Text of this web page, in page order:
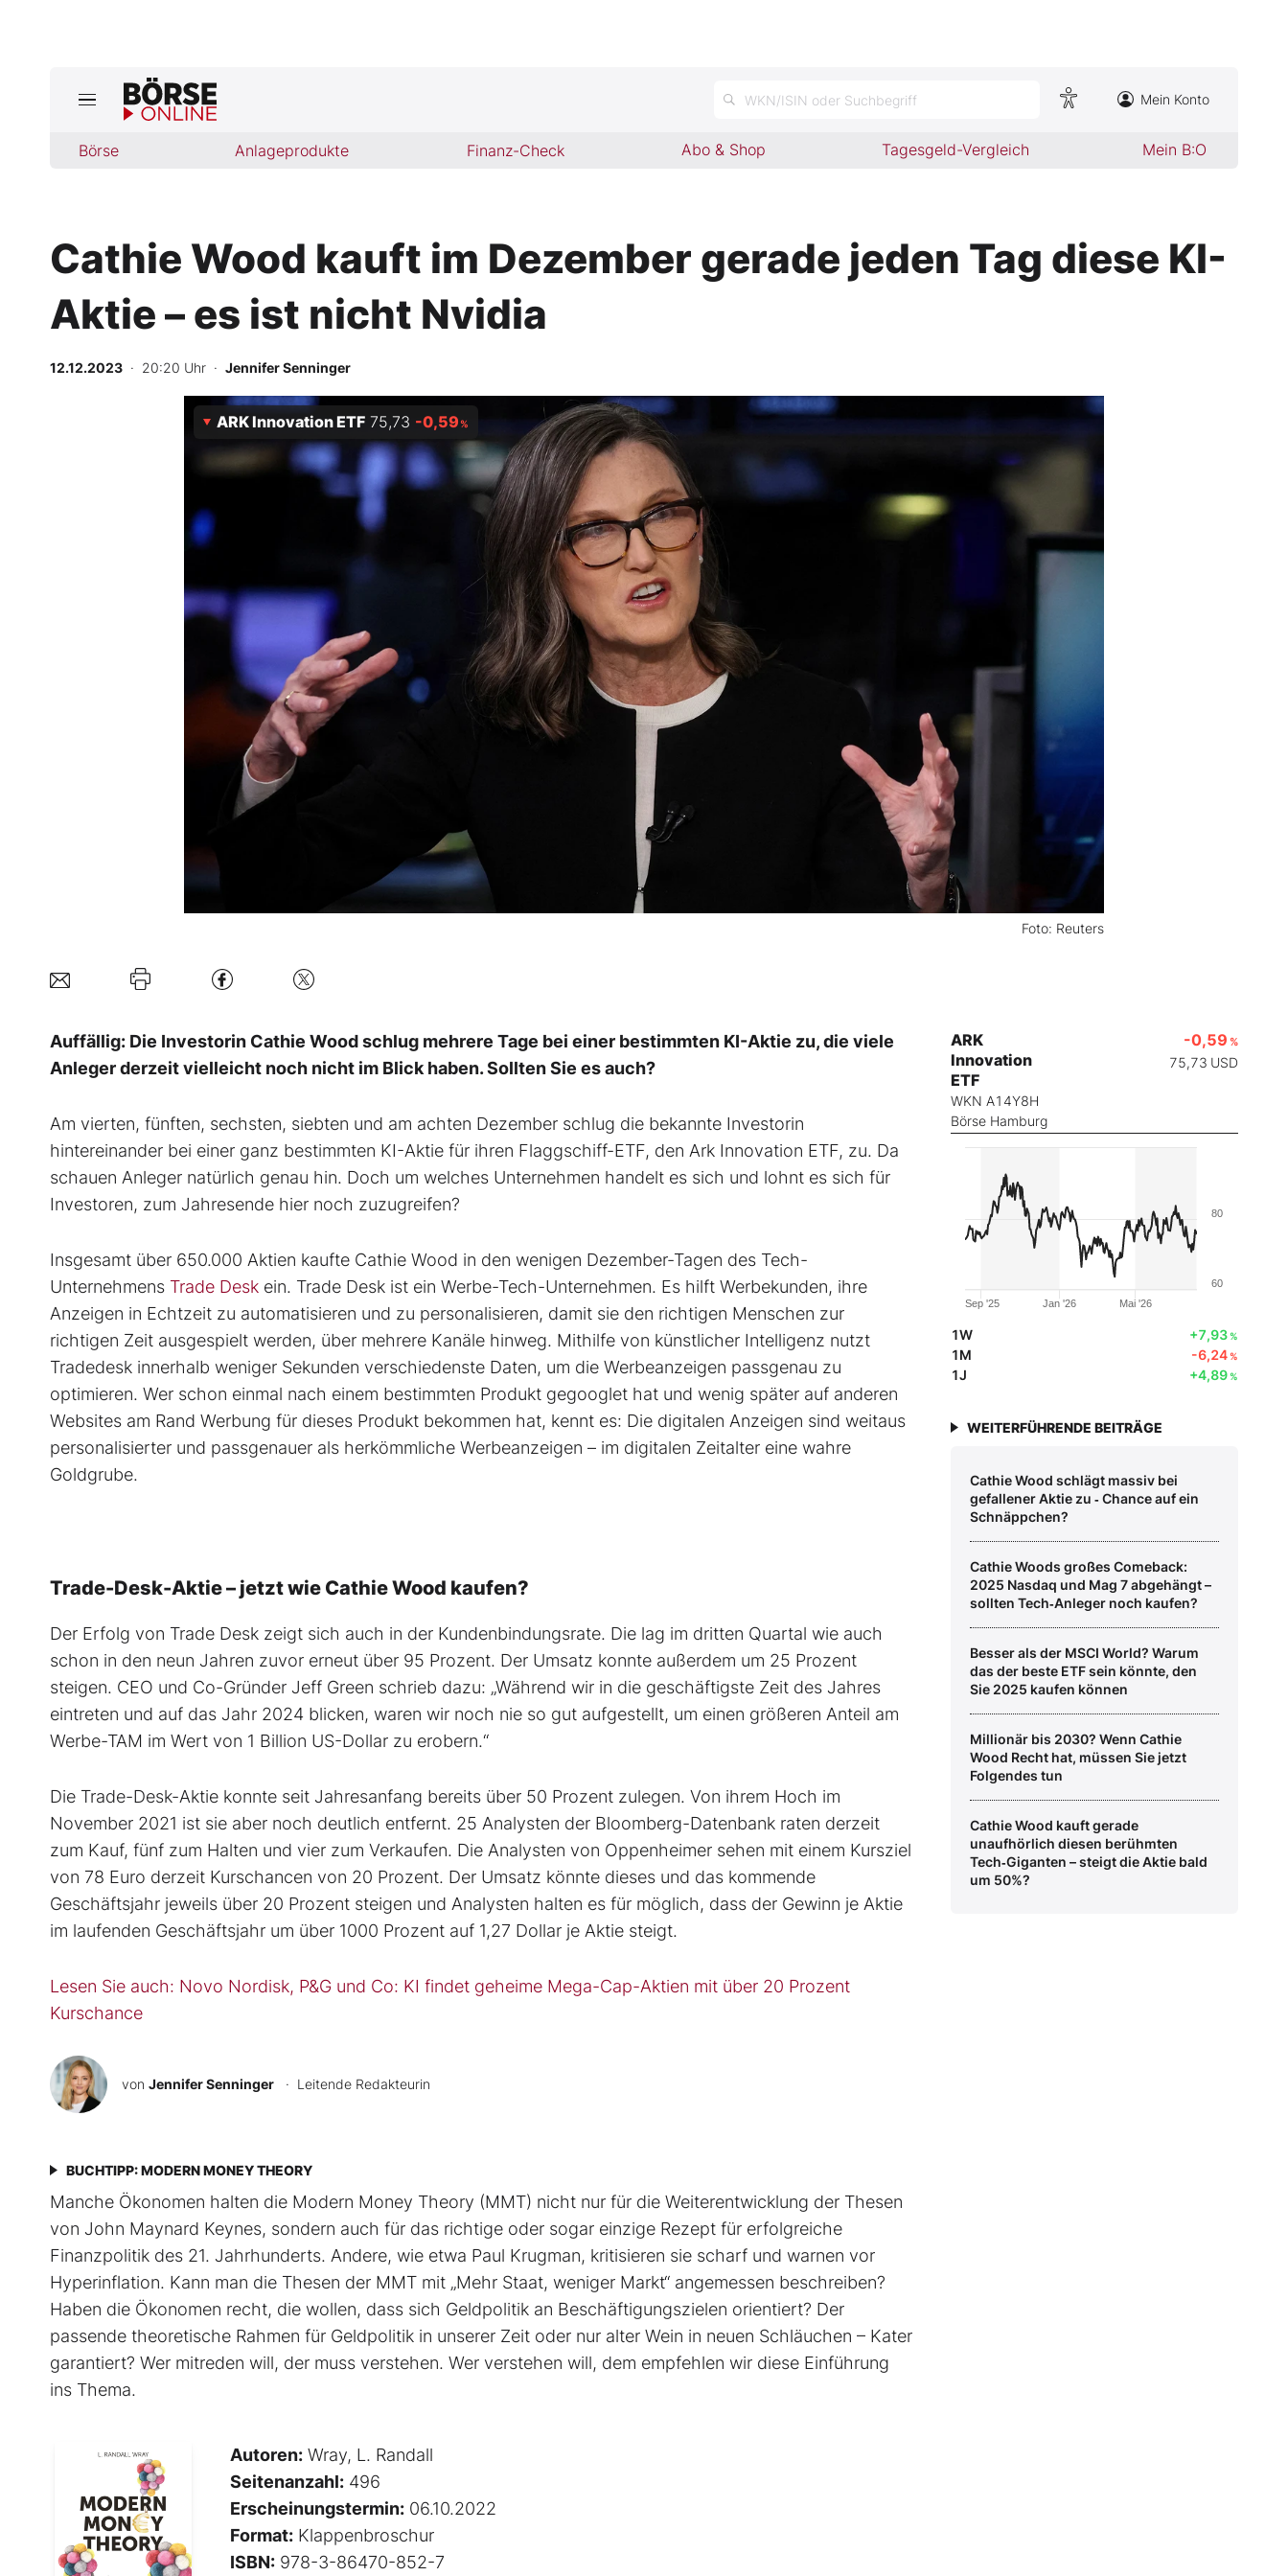
WKN/ISIN oder Suchbegriff Mein Konto
Börse Anlageprodukte Finanz-Check Abo & Shop Tagesgeld-Vergleich Mein B:O
Jetzt aktuelle Ausgabe BÖRSE ONLINE lesen
Anlageprodukte
Finanz-Check
BO-Musterdepots
Mein B:O
Mein Konto
Cathie Wood kauft im Dezember gerade jeden Tag diese KI-
Aktie – es ist nicht Nvidia
12.12.2023 · 20:20 Uhr · Jennifer Senninger
Foto: Reuters
ARK Innovation ETF 75,73 -0,59%
Auffällig: Die Investorin Cathie Wood schlug mehrere Tage bei einer bestimmten KI-Aktie zu, die viele
Anleger derzeit vielleicht noch nicht im Blick haben. Sollten Sie es auch?
Am vierten, fünften, sechsten, siebten und am achten Dezember schlug die bekannte Investorin
hintereinander bei einer ganz bestimmten KI-Aktie für ihren Flaggschiff-ETF, den Ark Innovation ETF, zu. Da
schauen Anleger natürlich genau hin. Doch um welches Unternehmen handelt es sich und lohnt es sich für
Investoren, zum Jahresende hier noch zuzugreifen?
Insgesamt über 650.000 Aktien kaufte Cathie Wood in den wenigen Dezember-Tagen des Tech-
Unternehmens Trade Desk ein. Trade Desk ist ein Werbe-Tech-Unternehmen. Es hilft Werbekunden, ihre
Anzeigen in Echtzeit zu automatisieren und zu personalisieren, damit sie den richtigen Menschen zur
richtigen Zeit ausgespielt werden, über mehrere Kanäle hinweg. Mithilfe von künstlicher Intelligenz nutzt
Tradedesk innerhalb weniger Sekunden verschiedenste Daten, um die Werbeanzeigen passgenau zu
optimieren. Wer schon einmal nach einem bestimmten Produkt gegooglet hat und wenig später auf anderen
Websites am Rand Werbung für dieses Produkt bekommen hat, kennt es: Die digitalen Anzeigen sind weitaus
personalisierter und passgenauer als herkömmliche Werbeanzeigen – im digitalen Zeitalter eine wahre
Goldgrube.
Trade-Desk-Aktie – jetzt wie Cathie Wood kaufen?
Der Erfolg von Trade Desk zeigt sich auch in der Kundenbindungsrate. Die lag im dritten Quartal wie auch
schon in den neun Jahren zuvor erneut über 95 Prozent. Der Umsatz konnte außerdem um 25 Prozent
steigen. CEO und Co-Gründer Jeff Green schrieb dazu: „Während wir in die geschäftigste Zeit des Jahres
eintreten und auf das Jahr 2024 blicken, waren wir noch nie so gut aufgestellt, um einen größeren Anteil am
Werbe-TAM im Wert von 1 Billion US-Dollar zu erobern.“
Die Trade-Desk-Aktie konnte seit Jahresanfang bereits über 50 Prozent zulegen. Von ihrem Hoch im
November 2021 ist sie aber noch deutlich entfernt. 25 Analysten der Bloomberg-Datenbank raten derzeit
zum Kauf, fünf zum Halten und vier zum Verkaufen. Die Analysten von Oppenheimer sehen mit einem Kursziel
von 78 Euro derzeit Kurschancen von 20 Prozent. Der Umsatz könnte dieses und das kommende
Geschäftsjahr jeweils über 20 Prozent steigen und Analysten halten es für möglich, dass der Gewinn je Aktie
im laufenden Geschäftsjahr um über 1000 Prozent auf 1,27 Dollar je Aktie steigt.
Lesen Sie auch: Novo Nordisk, P&G und Co: KI findet geheime Mega-Cap-Aktien mit über 20 Prozent
Kurschance
von Jennifer Senninger · Leitende Redakteurin
BUCHTIPP: MODERN MONEY THEORY
Manche Ökonomen halten die Modern Money Theory (MMT) nicht nur für die Weiterentwicklung der Thesen
von John Maynard Keynes, sondern auch für das richtige oder sogar einzige Rezept für erfolgreiche
Finanzpolitik des 21. Jahrhunderts. Andere, wie etwa Paul Krugman, kritisieren sie scharf und warnen vor
Hyperinflation. Kann man die Thesen der MMT mit „Mehr Staat, weniger Markt“ angemessen beschreiben?
Haben die Ökonomen recht, die wollen, dass sich Geldpolitik an Beschäftigungszielen orientiert? Der
passende theoretische Rahmen für Geldpolitik in unserer Zeit oder nur alter Wein in neuen Schläuchen – Kater
garantiert? Wer mitreden will, der muss verstehen. Wer verstehen will, dem empfehlen wir diese Einführung
ins Thema.
Autoren: Wray, L. Randall
Seitenanzahl: 496
Erscheinungstermin: 06.10.2022
Format: Klappenbroschur
ISBN: 978-3-86470-852-7
ARK
Innovation
ETF
WKN A14Y8H
Börse Hamburg
-0,59 %
75,73 USD
Jan '26
Sep '25 Mai '26
60
80
1W +7,93%
1M -6,24%
1J +4,89%
WEITERFÜHRENDE BEITRÄGE
Cathie Wood schlägt massiv bei
gefallener Aktie zu ‑ Chance auf ein
Schnäppchen?
Cathie Woods großes Comeback:
2025 Nasdaq und Mag 7 abgehängt –
sollten Tech‑Anleger noch kaufen?
Besser als der MSCI World? Warum
das der beste ETF sein könnte, den
Sie 2025 kaufen können
Millionär bis 2030? Wenn Cathie
Wood Recht hat, müssen Sie jetzt
Folgendes tun
Cathie Wood kauft gerade
unaufhörlich diesen berühmten
Tech‑Giganten – steigt die Aktie bald
um 50%?